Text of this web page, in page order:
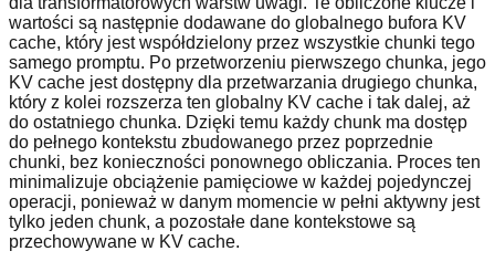
wartości są następnie dodawane do globalnego bufora KV
cache, który jest współdzielony przez wszystkie chunki tego
samego promptu. Po przetworzeniu pierwszego chunka, jego
KV cache jest dostępny dla przetwarzania drugiego chunka,
który z kolei rozszerza ten globalny KV cache i tak dalej, aż
do ostatniego chunka. Dzięki temu każdy chunk ma dostęp
do pełnego kontekstu zbudowanego przez poprzednie
chunki, bez konieczności ponownego obliczania. Proces ten
minimalizuje obciążenie pamięciowe w każdej pojedynczej
operacji, ponieważ w danym momencie w pełni aktywny jest
tylko jeden chunk, a pozostałe dane kontekstowe są
przechowywane w KV cache.